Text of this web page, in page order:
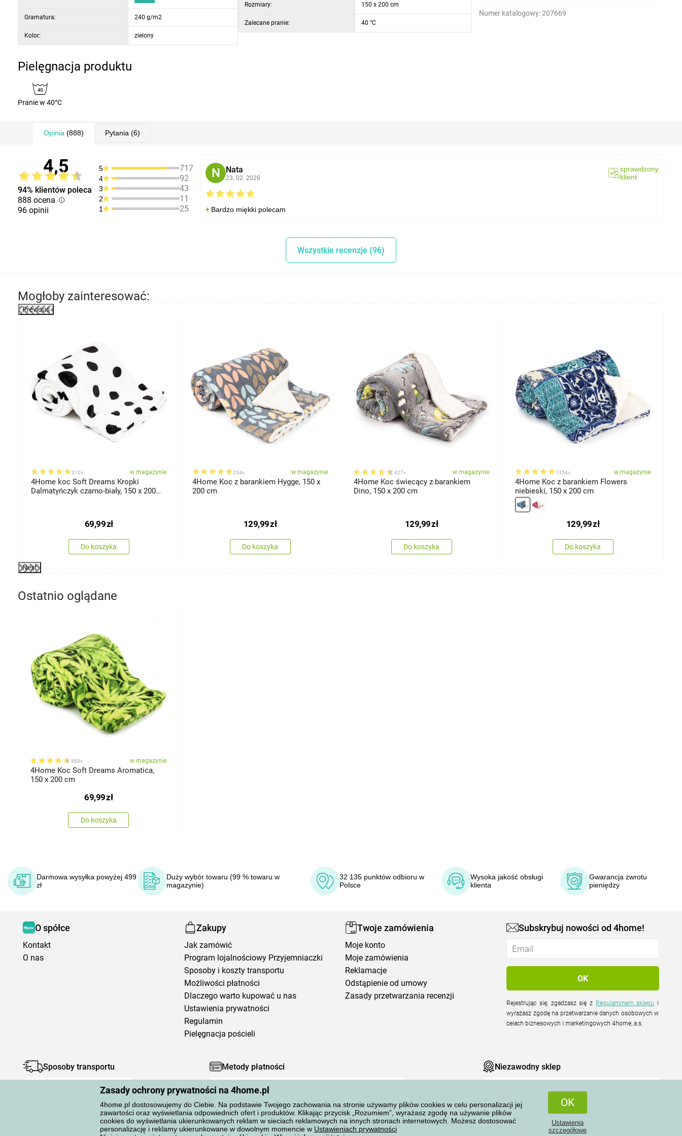
Zasady ochrony prywatności na 4home.pl
4home.pl dostosowujemy do Ciebie. Na podstawie Twojego zachowania na stronie używamy plików cookies w celu personalizacji jej
zawartości oraz wyświetlania odpowiednich ofert i produktów. Klikając przycisk „Rozumiem”, wyrażasz zgodę na używanie plików
cookies do wyświetlania ukierunkowanych reklam w sieciach reklamowych na innych stronach internetowych. Możesz dostosować
personalizację i reklamy ukierunkowane w dowolnym momencie w Ustawieniach prywatności
OK
Ustawienia
szczegółowe
Numer katalogowy:207669
Gramatura: 240 g/m2
Kolor: zielony
Rozmiary: 150 x 200 cm
Zalecane pranie: 40 °C
Pielęgnacja produktu
Pranie w 40°C
Opinia (888) Pytania (6)
4,5
94% klientów poleca
888 ocena
96 opinii
5 717
4 92
3 43
2 11
1 25
N Nata
23. 02. 2026
sprawdzony
klient
Bardzo miękki polecam
Wszystkie recenzje (96)
Mogłoby zainteresować:
Previous
210x w magazynie
4Home koc Soft Dreams Kropki
Dalmatyńczyk czarno-biały, 150 x 200
69,99zł
Do koszyka
204x w magazynie
4Home Koc z barankiem Hygge, 150 x
200 cm
129,99zł
Do koszyka
427x w magazynie
4Home Koc świecący z barankiem
Dino, 150 x 200 cm
129,99zł
Do koszyka
1354x w magazynie
4Home Koc z barankiem Flowers
niebieski, 150 x 200 cm
129,99zł
Do koszyka
Next
Ostatnio oglądane
888x w magazynie
4Home Koc Soft Dreams Aromatica,
150 x 200 cm
69,99zł
Do koszyka
Darmowa wysyłka powyżej 499
zł
Duży wybór towaru (99 % towaru w
magazynie)
32 135 punktów odbioru w
Polsce
Wysoka jakość obsługi
klienta
Gwarancja zwrotu
pieniędzy
O spółce
Kontakt
O nas
Zakupy
Jak zamówić
Program lojalnościowy Przyjemniaczki
Sposoby i koszty transportu
Możliwości płatności
Dlaczego warto kupować u nas
Ustawienia prywatności
Regulamin
Pielęgnacja pościeli
Twoje zamówienia
Moje konto
Moje zamówienia
Reklamacje
Odstąpienie od umowy
Zasady przetwarzania recenzji
Subskrybuj nowości od 4home!
Rejestrując się, zgadzasz się z Regulaminem sklepu
wyrażasz zgodę na przetwarzanie danych osobowych w
celach biznesowych i marketingowych 4home, a.s.
Sposoby transportu Metody płatności Niezawodny sklep
Ochrona danych osobowych Wszelkie prawa zastrzeżone © 2004-2026 4home, a.s.